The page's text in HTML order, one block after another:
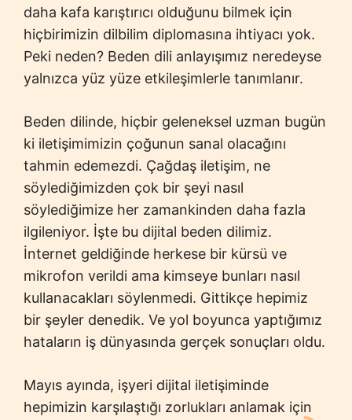
daha kafa karıştırıcı olduğunu bilmek için
hiçbirimizin dilbilim diplomasına ihtiyacı yok.
Peki neden? Beden dili anlayışımız neredeyse
yalnızca yüz yüze etkileşimlerle tanımlanır.
Beden dilinde, hiçbir geleneksel uzman bugün
ki iletişimimizin çoğunun sanal olacağını
tahmin edemezdi. Çağdaş iletişim, ne
söylediğimizden çok bir şeyi nasıl
söylediğimize her zamankinden daha fazla
ilgileniyor. İşte bu dijital beden dilimiz.
İnternet geldiğinde herkese bir kürsü ve
mikrofon verildi ama kimseye bunları nasıl
kullanacakları söylenmedi. Gittikçe hepimiz
bir şeyler denedik. Ve yol boyunca yaptığımız
hataların iş dünyasında gerçek sonuçları oldu.
Mayıs ayında, işyeri dijital iletişiminde
hepimizin karşılaştığı zorlukları anlamak için